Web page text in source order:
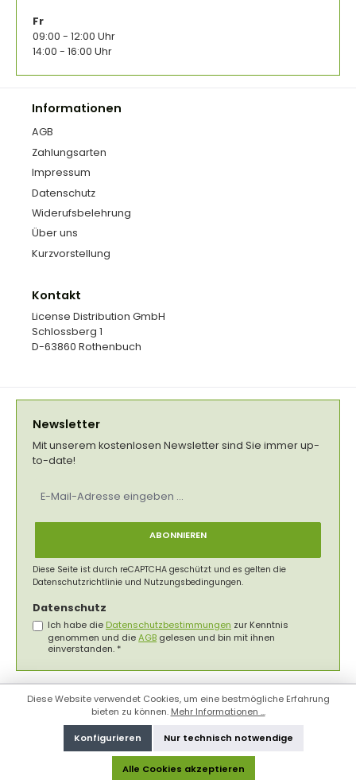
Fr
09:00 - 12:00 Uhr
14:00 - 16:00 Uhr
Informationen
AGB
Zahlungsarten
Impressum
Datenschutz
Widerufsbelehrung
Über uns
Kurzvorstellung
Kontakt
License Distribution GmbH
Schlossberg 1
D-63860 Rothenbuch
Newsletter
Mit unserem kostenlosen Newsletter sind Sie immer up-
to-date!
Mail-
ABONNIEREN
Diese Seite ist durch reCAPTCHA geschützt und es gelten die
Datenschutzrichtlinie und Nutzungsbedingungen.
Datenschutz
Ich habe die Datenschutzbestimmungen zur Kenntnis
genommen und dieAGB gelesen und bin mit ihnen
einverstanden. *
Diese Website verwendet Cookies, um eine bestmögliche Erfahrung
bieten zu können. Mehr Informationen ...
Nur technisch notwendige
Konfigurieren
Alle Cookies akzeptieren